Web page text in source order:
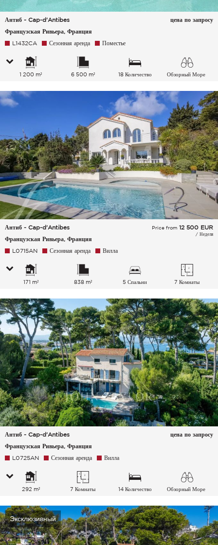
Антиб - Cap-d'Antibes
Французская Ривьера, Франция
цена по запросу
L1432CA Сезонная аренда Поместье
1 200 m² 6 500 m²
18 Количество
Обзорный Море
Антиб - Cap-d'Antibes
Французская Ривьера, Франция
Price from 12 500 EUR
/ Неделя
L0715AN Сезонная аренда Вилла
171 m² 838 m² 5 Спальни 7 Комнаты
Антиб - Cap-d'Antibes
Французская Ривьера, Франция
цена по запросу
L0725AN Сезонная аренда Вилла
292 m² 7 Комнаты
14 Количество
Обзорный Море
Эксклюзивный